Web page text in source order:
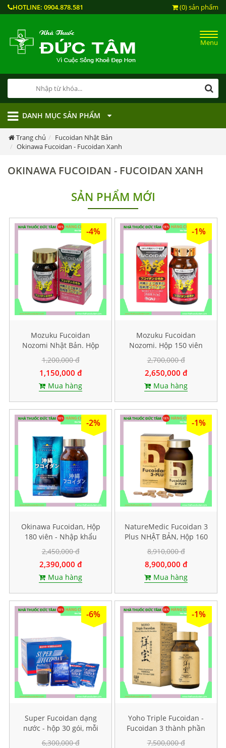
HOTLINE: 0904.878.581 (0) sản phẩm
Menu
DANH MỤC SẢN PHẨM
Trang chủ
Fucoidan Nhật Bản
Okinawa Fucoidan - Fucoidan Xanh
OKINAWA FUCOIDAN - FUCOIDAN XANH
SẢN PHẨM MỚI
-4%
Mozuku Fucoidan
Nozomi Nhật Bản. Hộp
60 viên
1,200,000 đ
1,150,000 đ
Mua hàng
-1%
Mozuku Fucoidan
Nozomi. Hộp 150 viên
2,700,000 đ
2,650,000 đ
Mua hàng
-2%
Okinawa Fucoidan, Hộp
180 viên - Nhập khẩu
chính hãng
2,450,000 đ
2,390,000 đ
Mua hàng
-1%
NatureMedic Fucoidan 3
Plus NHẬT BẢN, Hộp 160
viên
8,910,000 đ
8,900,000 đ
Mua hàng
-6%
Super Fucoidan dạng
nước - hộp 30 gói, mỗi
gói chứa 100ml
6,300,000 đ
-1%
Yoho Triple Fucoidan -
Fucoidan 3 thành phần
tảo nâu. Hộp 120 viên
7,500,000 đ